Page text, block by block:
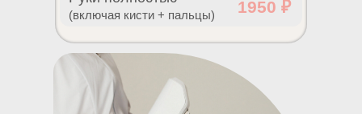
1950 ₽
(включая кисти + пальцы)